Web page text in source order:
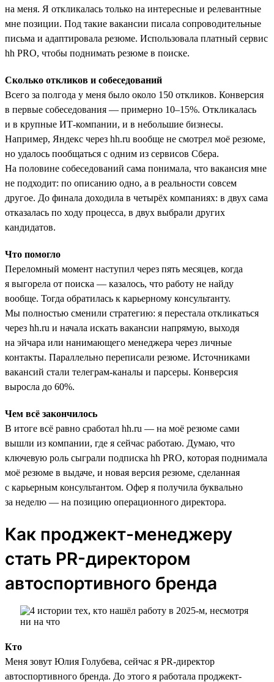
на меня. Я откликалась только на интересные и релевантные
мне позиции. Под такие вакансии писала сопроводительные
письма и адаптировала резюме. Использовала платный сервис
hh PRO, чтобы поднимать резюме в поиске.
Сколько откликов и собеседований
Всего за полгода у меня было около 150 откликов. Конверсия
в первые собеседования — примерно 10–15%. Откликалась
и в крупные ИТ-компании, и в небольшие бизнесы.
Например, Яндекс через hh.ru вообще не смотрел моё резюме,
но удалось пообщаться с одним из сервисов Сбера.
На половине собеседований сама понимала, что вакансия мне
не подходит: по описанию одно, а в реальности совсем
другое. До финала доходила в четырёх компаниях: в двух сама
отказалась по ходу процесса, в двух выбрали других
кандидатов.
Что помогло
Переломный момент наступил через пять месяцев, когда
я выгорела от поиска — казалось, что работу не найду
вообще. Тогда обратилась к карьерному консультанту.
Мы полностью сменили стратегию: я перестала откликаться
через hh.ru и начала искать вакансии напрямую, выходя
на эйчара или нанимающего менеджера через личные
контакты. Параллельно переписали резюме. Источниками
вакансий стали телеграм-каналы и парсеры. Конверсия
выросла до 60%.
Чем всё закончилось
В итоге всё равно сработал hh.ru — на моё резюме сами
вышли из компании, где я сейчас работаю. Думаю, что
ключевую роль сыграли подписка hh PRO, которая поднимала
моё резюме в выдаче, и новая версия резюме, сделанная
с карьерным консультантом. Офер я получила буквально
за неделю — на позицию операционного директора.
Как проджект-менеджеру
стать PR-директором
автоспортивного бренда
Кто
Меня зовут Юлия Голубева, сейчас я PR-директор
автоспортивного бренда. До этого я работала проджект-